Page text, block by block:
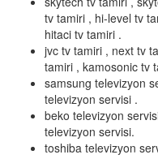
tv tamiri , hi-level tv
hitaci tv tamiri .
jvc tv tamiri , next tv
tamiri , kamosonic tv
samsung televizyon
televizyon servisi .
beko televizyon
televizyon servisi.
toshiba televizyon